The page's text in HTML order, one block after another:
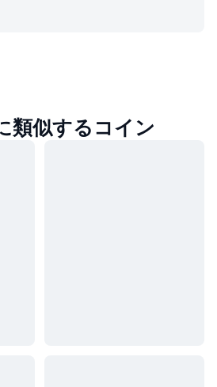
似するコイン